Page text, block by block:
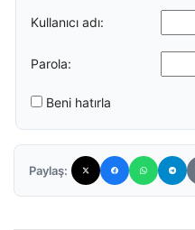
Kullanıcı adı:
Parola:
Beni hatırla
Paylaş: